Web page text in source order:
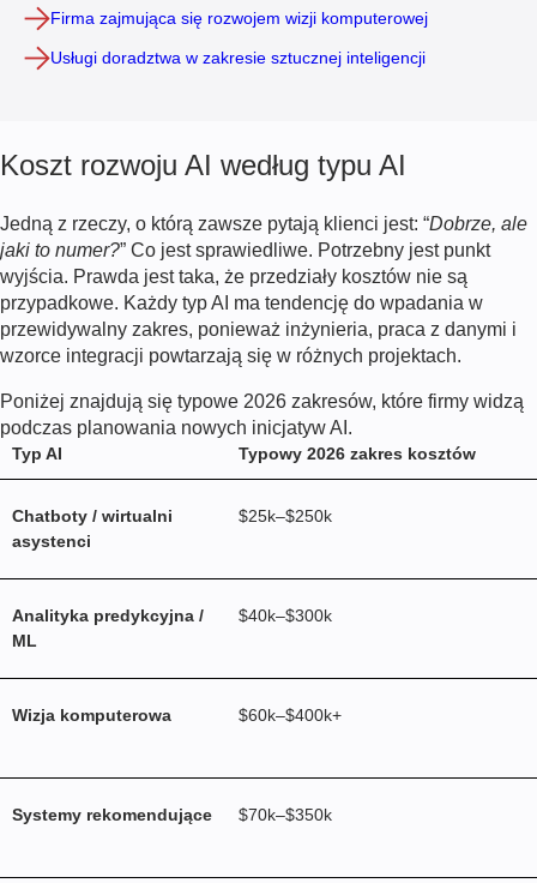
Firma zajmująca się rozwojem wizji komputerowej
Usługi doradztwa w zakresie sztucznej inteligencji
Koszt rozwoju AI według typu AI
Jedną z rzeczy, o którą zawsze pytają klienci jest: “Dobrze, ale
jaki to numer?” Co jest sprawiedliwe. Potrzebny jest punkt
wyjścia. Prawda jest taka, że przedziały kosztów nie są
przypadkowe. Każdy typ AI ma tendencję do wpadania w
przewidywalny zakres, ponieważ inżynieria, praca z danymi i
wzorce integracji powtarzają się w różnych projektach.
Poniżej znajdują się typowe 2026 zakresów, które firmy widzą
podczas planowania nowych inicjatyw AI.
Typ AI Typowy 2026 zakres kosztów
Chatboty / wirtualni
asystenci
$25k–$250k
Analityka predykcyjna /
ML
$40k–$300k
Wizja komputerowa $60k–$400k+
Systemy rekomendujące $70k–$350k